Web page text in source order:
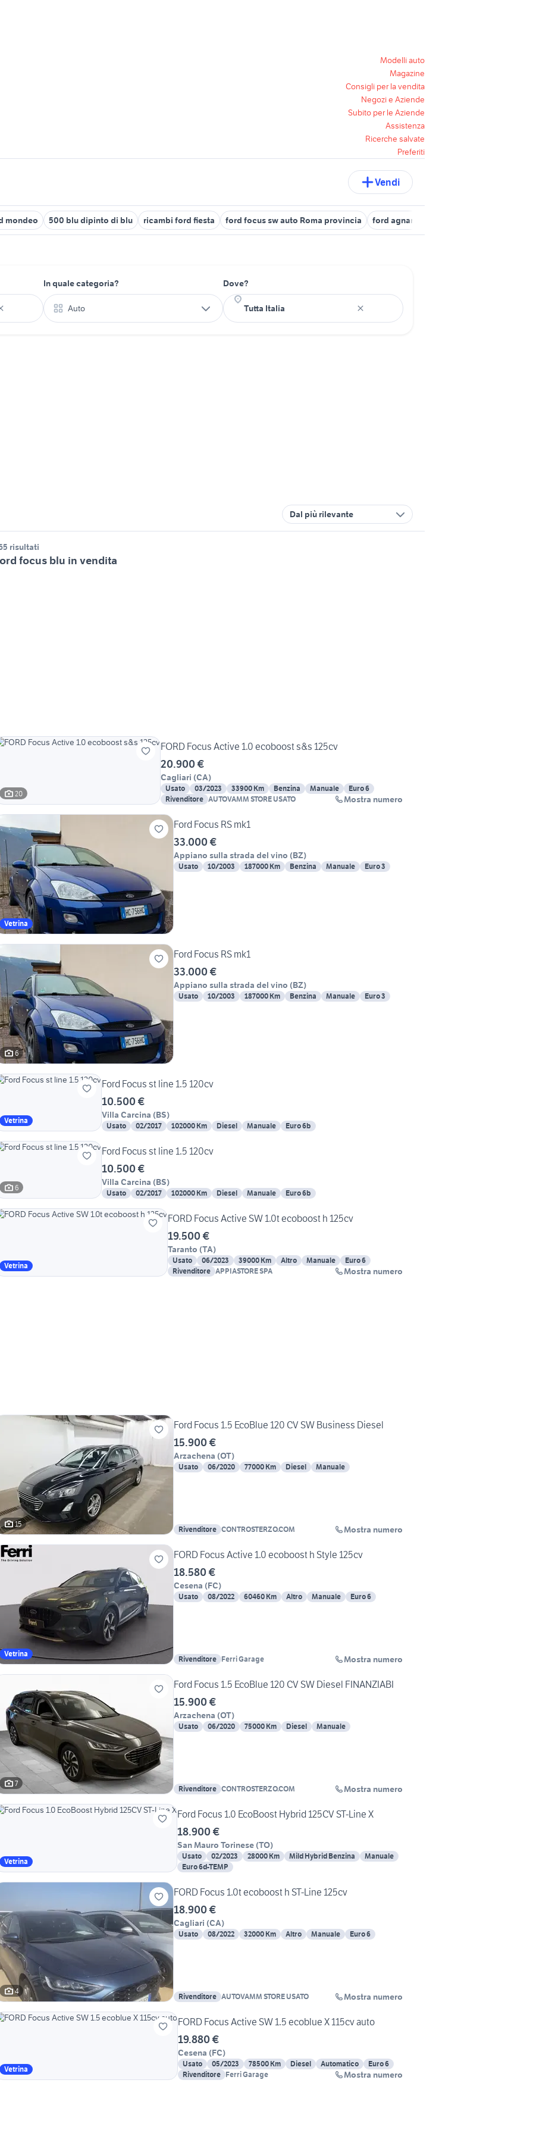
Modelli auto
Magazine
Consigli per la vendita
Negozi e Aziende
Subito per le Aziende
Assistenza
Ricerche salvate
Preferiti
Vendi
mondeo 500 blu dipinto di blu ricambi ford fiesta ford focus sw auto Roma provincia ford agnano
In quale categoria?
Auto
Dove?
Dal più rilevante
risultati
focus blu in vendita
20
FORD Focus Active 1.0 ecoboost s&s 125cv
20.900 €
Cagliari (CA)
Usato 03/2023 33900 Km Benzina Manuale
Euro 6
Rivenditore AUTOVAMM STORE USATO Mostra numero
Vetrina
Ford Focus RS mk1
33.000 €
Appiano sulla strada del vino (BZ)
Usato 10/2003 187000 Km Benzina Manuale Euro 3
6
Ford Focus RS mk1
33.000 €
Appiano sulla strada del vino (BZ)
Usato 10/2003 187000 Km Benzina Manuale Euro 3
Vetrina
Ford Focus st line 1.5 120cv
10.500 €
Villa Carcina (BS)
Usato 02/2017 102000 Km Diesel Manuale Euro 6b
6
Ford Focus st line 1.5 120cv
10.500 €
Villa Carcina (BS)
Usato 02/2017 102000 Km Diesel Manuale Euro 6b
Vetrina
FORD Focus Active SW 1.0t ecoboost h 125cv
19.500 €
Taranto (TA)
Usato 06/2023 39000 Km Altro Manuale
Euro 6
Rivenditore APPIASTORE SPA Mostra numero
15
Ford Focus 1.5 EcoBlue 120 CV SW Business Diesel
15.900 €
Arzachena (OT)
Usato 06/2020 77000 Km Diesel Manuale
Rivenditore CONTROSTERZO.COM Mostra numero
Vetrina
FORD Focus Active 1.0 ecoboost h Style 125cv
18.580 €
Cesena (FC)
Usato 08/2022 60460 Km Altro Manuale Euro 6
Rivenditore Ferri Garage Mostra numero
7
Ford Focus 1.5 EcoBlue 120 CV SW Diesel FINANZIABI
15.900 €
Arzachena (OT)
Usato 06/2020 75000 Km Diesel Manuale
Rivenditore CONTROSTERZO.COM Mostra numero
Vetrina
Ford Focus 1.0 EcoBoost Hybrid 125CV ST-Line X
18.900 €
San Mauro Torinese (TO)
Usato 02/2023 28000 Km Mild Hybrid Benzina
Manuale
Euro 6d-TEMP
4
FORD Focus 1.0t ecoboost h ST-Line 125cv
18.900 €
Cagliari (CA)
Usato 08/2022 32000 Km Altro Manuale Euro 6
Rivenditore AUTOVAMM STORE USATO Mostra numero
Vetrina
FORD Focus Active SW 1.5 ecoblue X 115cv auto
19.880 €
Cesena (FC)
Usato 05/2023 78500 Km Diesel Automatico
Euro 6
Rivenditore Ferri Garage Mostra numero